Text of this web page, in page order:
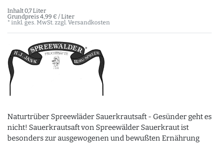
Inhalt0,7 Liter
Grundpreis 4,99 € / Liter
* inkl. ges. MwSt. zzgl. Versandkosten
Naturtrüber Spreewläder Sauerkrautsaft - Gesünder geht es
nicht! Sauerkrautsaft von Spreewälder Sauerkraut ist
besonders zur ausgewogenen und bewußten Ernährung